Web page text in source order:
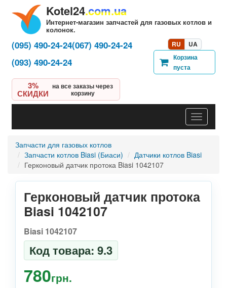
Kotel24.com.ua
Интернет-магазин запчастей для газовых котлов и
колонок.
3%
СКИДКИ
на все заказы через
корзину
(095) 490-24-24(067) 490-24-24
(093) 490-24-24
RU
UA
Корзина
пуста
Запчасти для газовых котлов
Запчасти котлов Biasi (Биаси)
Датчики котлов Biasi
Герконовый датчик протока Biasi 1042107
Герконовый датчик протока
Biasi 1042107
Biasi 1042107
Код товара: 9.3
780грн.